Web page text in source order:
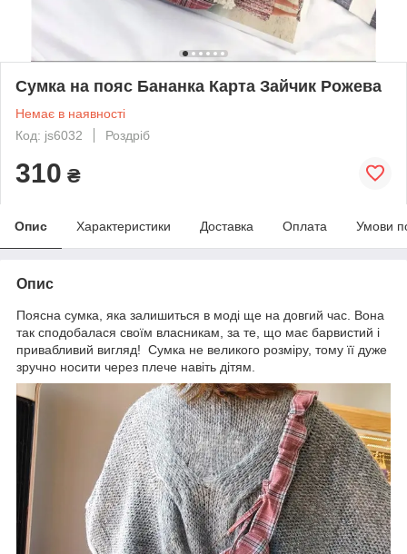
Сумка на пояс Бананка Карта Зайчик Рожева
Немає в наявності
Код: js6032
Роздріб
310 ₴
Опис Характеристики Доставка Оплата Умови
Опис
Поясна сумка, яка залишиться в моді ще на довгий час. Вона
так сподобалася своїм власникам, за те, що має барвистий і
привабливий вигляд! Сумка не великого розміру, тому її дуже
зручно носити через плече навіть дітям.